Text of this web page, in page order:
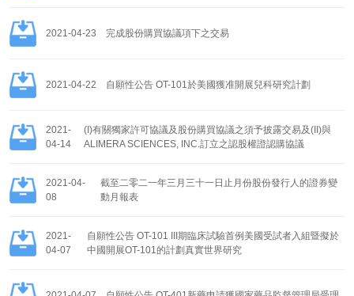
2021-04-23 完成股份購買協議項下之交易
2021-04-22 自願性公告 OT-101於美國獲准開展兒科研究計劃
2021-
04-14
(I)有關獨家許可協議及股份購買協議之須予披露交易及(II)與
ALIMERA SCIENCES, INC.訂立之認股權證認購協議
2021-04-
08
截至二零二一年三月三十一日止月份股份發行人的證券變
動月報表
2021-
04-07
自願性公告 OT-101 III期臨床試驗首例美國受試者入組暨擬於
中國開展OT-101的計劃真實世界研究